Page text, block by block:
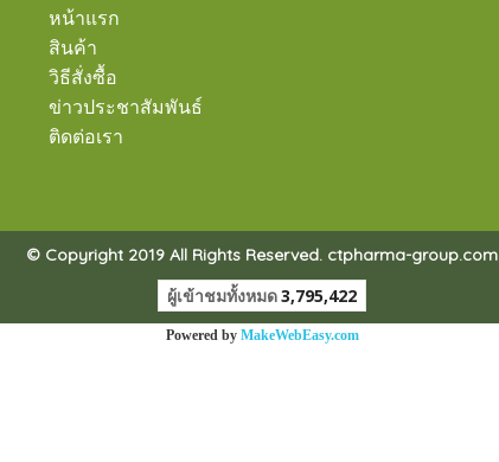
หน้าแรก
สินค้า
วิธีสั่งซื้อ
ข่าวประชาสัมพันธ์
ติดต่อเรา
© Copyright 2019 All Rights Reserved. ctpharma-group.com
ผู้เข้าชมทั้งหมด3,795,422
Powered by MakeWebEasy.com